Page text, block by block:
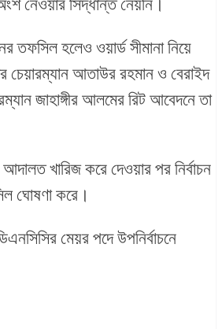
নেওয়ার সিদ্ধান্ত নেয়নি।
তফসিল হলেও ওয়ার্ড সীমানা নিয়ে
চেয়ারম্যান আতাউর রহমান ও বেরাইদ
জাহাঙ্গীর আলমের রিট আবেদনে তা
খারিজ করে দেওয়ার পর নির্বাচন
ঘোষণা করে।
মেয়র পদে উপনির্বাচনে